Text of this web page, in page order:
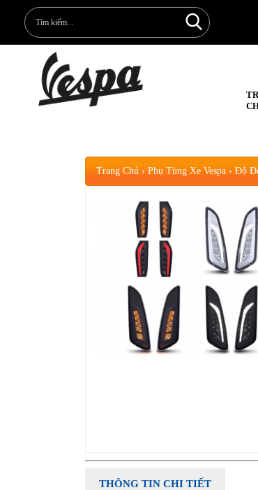
Trang Chủ › Phụ Tùng Xe Vespa › Độ
THÔNG TIN CHI TIẾT